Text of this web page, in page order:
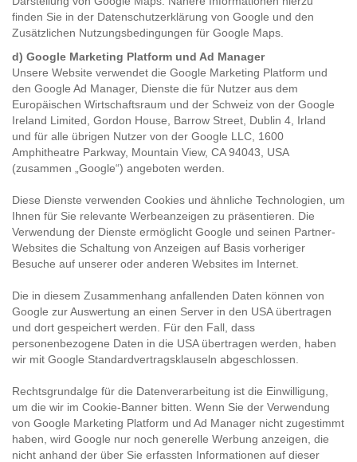
finden Sie in der Datenschutzerklärung von Google und den
Zusätzlichen Nutzungsbedingungen für Google Maps
d) Google Marketing Platform und Ad Manager
Unsere Website verwendet die Google Marketing Platform und
den Google Ad Manager, Dienste die für Nutzer aus dem
Europäischen Wirtschaftsraum und der Schweiz von der Google
Ireland Limited, Gordon House, Barrow Street, Dublin 4, Irland
und für alle übrigen Nutzer von der Google LLC, 1600
Amphitheatre Parkway, Mountain View, CA 94043, USA
(zusammen „Google“) angeboten werden.
Diese Dienste verwenden Cookies und ähnliche Technologien, um
Ihnen für Sie relevante Werbeanzeigen zu präsentieren. Die
Verwendung der Dienste ermöglicht Google und seinen Partner-
Websites die Schaltung von Anzeigen auf Basis vorheriger
Besuche auf unserer oder anderen Websites im Internet.
Die in diesem Zusammenhang anfallenden Daten können von
Google zur Auswertung an einen Server in den USA übertragen
und dort gespeichert werden. Für den Fall, dass
personenbezogene Daten in die USA übertragen werden, haben
wir mit Google Standardvertragsklauseln abgeschlossen.
Rechtsgrundalge für die Datenverarbeitung ist die Einwilligung,
um die wir im Cookie-Banner bitten. Wenn Sie der Verwendung
von Google Marketing Platform und Ad Manager nicht zugestimmt
haben, wird Google nur noch generelle Werbung anzeigen, die
nicht anhand der über Sie erfassten Informationen auf dieser